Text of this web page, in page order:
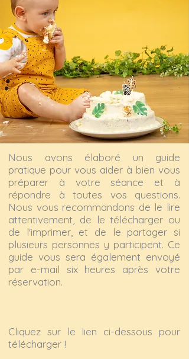
Nous avons élaboré un guide
pratique pour vous aider à bien vous
préparer à votre séance et à
répondre à toutes vos questions.
Nous vous recommandons de le lire
attentivement, de le télécharger ou
de l'imprimer, et de le partager si
plusieurs personnes y participent. Ce
guide vous sera également envoyé
par e-mail six heures après votre
réservation.
Cliquez sur le lien ci-dessous pour
télécharger !